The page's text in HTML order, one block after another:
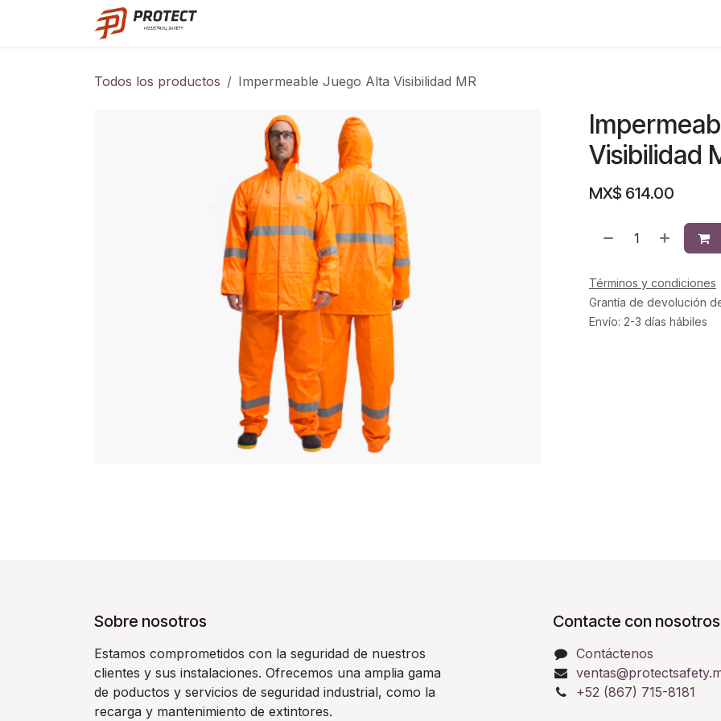
Todos los productos Impermeable Juego Alta Visibilidad MR
Visibilidad
MX$ 614.00
Términos y condiciones
Grantía de devolución
Envío: 2-3 días hábiles
Sobre nosotros
Estamos comprometidos con la seguridad de nuestros
clientes y sus instalaciones. Ofrecemos una amplia gama
de poductos y servicios de seguridad industrial, como la
recarga y mantenimiento de extintores.
Contacte con nosotros
Contáctenos
+52 (867) 715-8181